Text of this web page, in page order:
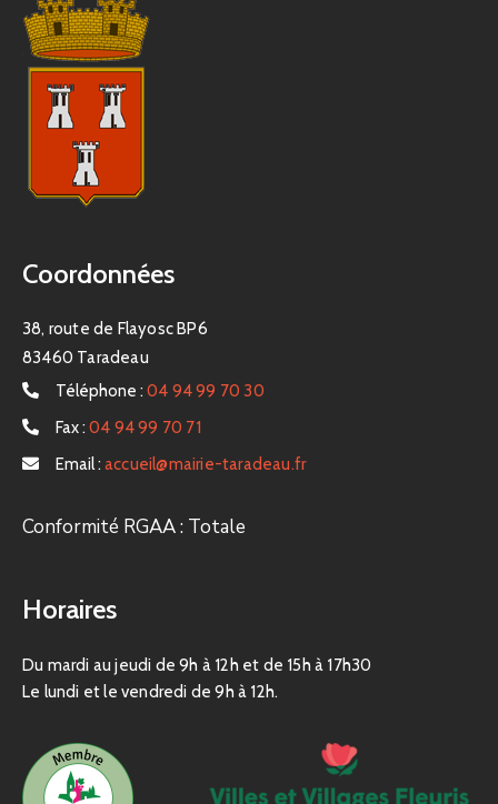
Coordonnées
38, route de Flayosc BP6
83460 Taradeau
Téléphone : 04 94 99 70 30
Fax : 04 94 99 70 71
Email : accueil@mairie-taradeau.fr
Conformité RGAA : Totale
Horaires
Du mardi au jeudi de 9h à 12h et de 15h à 17h30
Le lundi et le vendredi de 9h à 12h.